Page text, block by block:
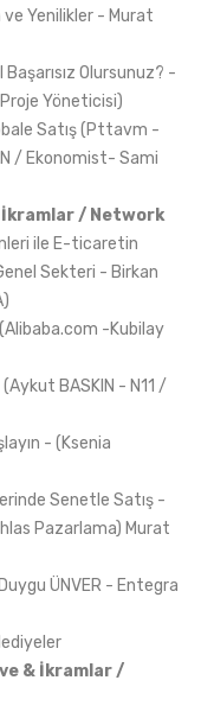
Yenilikler - Murat
Olursunuz? -
Yöneticisi)
Satış (Pttavm -
/ Ekonomist- Sami
İkramlar / Network
ile E-ticaretin
Sekteri - Birkan
-Kubilay
BASKIN - N11 /
- (Ksenia
Senetle Satış -
Pazarlama) Murat
ÜNVER - Entegra
& İkramlar /